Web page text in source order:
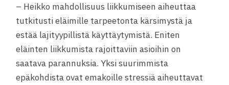
– Heikko mahdollisuus liikkumiseen aiheuttaa
tutkitusti eläimille tarpeetonta kärsimystä ja
estää lajityypillistä käyttäytymistä. Eniten
eläinten liikkumista rajoittaviin asioihin on
saatava parannuksia. Yksi suurimmista
epäkohdista ovat emakoille stressiä aiheuttavat